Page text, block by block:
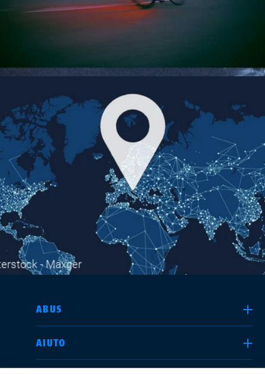
SPERIMENTARE IL CAMBIAMENTO
ABUS
AIUTO
SELEZIONA UN PAESE